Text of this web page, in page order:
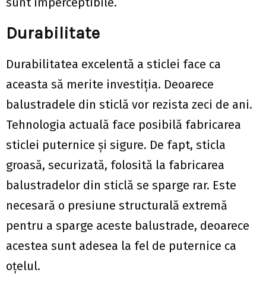
Durabilitate
Durabilitatea excelentă a sticlei face ca
aceasta să merite investiția. Deoarece
balustradele din sticlă vor rezista zeci de ani.
Tehnologia actuală face posibilă fabricarea
sticlei puternice și sigure. De fapt, sticla
groasă, securizată, folosită la fabricarea
balustradelor din sticlă se sparge rar. Este
necesară o presiune structurală extremă
pentru a sparge aceste balustrade, deoarece
acestea sunt adesea la fel de puternice ca
oțelul.